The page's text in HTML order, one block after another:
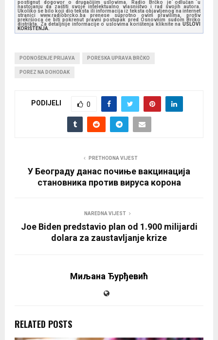
postignut dogovor o drugačijim uslovima. Radio Brčko je odlučan u
nastojanju da zaštiti svoje intelektualno vlasništvo i rad svojih autora.
Ukoliko se bilo koji dio teksta ili informacija iz teksta objavljenog na internet
stranici www.radiobrcko.ba prenese suprotno ovim pravilima, protiv
prekršioca će biti pokrenut pravni postupak pred Osnovnim sudom Brčko
distrikta. Za detaljnije informacije o uslovima korištenja kliknite na USLOVI
KORIŠTENJA.
PODNOŠENJE PRIJAVA PORESKA UPRAVA BRČKO
POREZ NA DOHODAK
PODIJELI 0
PRETHODNA VIJEST
У Београду данас почиње вакцинација
становника против вируса корона
NAREDNA VIJEST
Joe Biden predstavio plan od 1.900 milijardi
dolara za zaustavljanje krize
Миљана Ђурђевић
RELATED POSTS